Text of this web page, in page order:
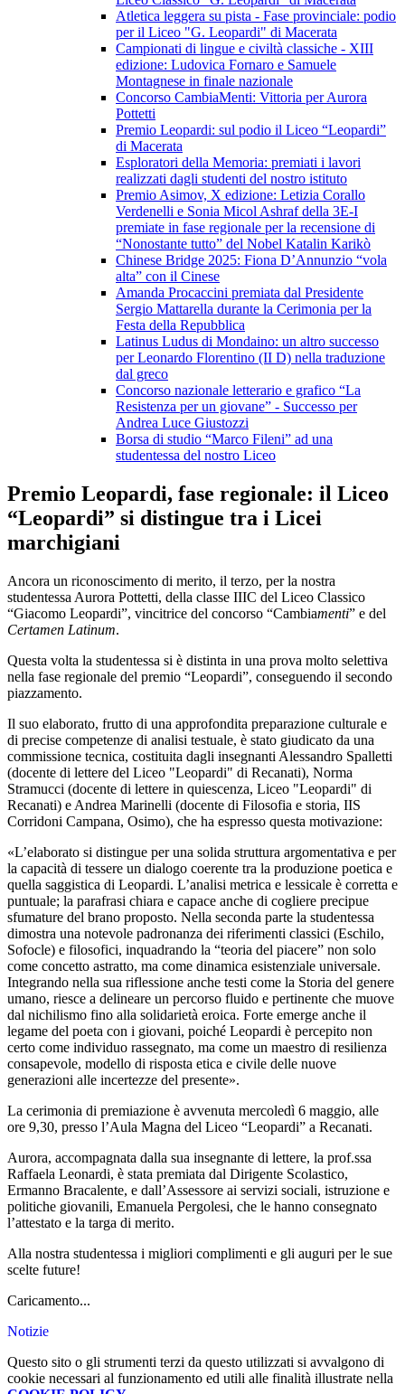
Atletica leggera su pista - Fase provinciale: podio
per il Liceo "G. Leopardi" di Macerata
Campionati di lingue e civiltà classiche - XIII
edizione: Ludovica Fornaro e Samuele
Montagnese in finale nazionale
Concorso CambiaMenti: Vittoria per Aurora
Pottetti
Premio Leopardi: sul podio il Liceo “Leopardi”
di Macerata
Esploratori della Memoria: premiati i lavori
realizzati dagli studenti del nostro istituto
Premio Asimov, X edizione: Letizia Corallo
Verdenelli e Sonia Micol Ashraf della 3E-I
premiate in fase regionale per la recensione di
“Nonostante tutto” del Nobel Katalin Karikò
Chinese Bridge 2025: Fiona D’Annunzio “vola
alta” con il Cinese
Amanda Procaccini premiata dal Presidente
Sergio Mattarella durante la Cerimonia per la
Festa della Repubblica
Latinus Ludus di Mondaino: un altro successo
per Leonardo Florentino (II D) nella traduzione
dal greco
Concorso nazionale letterario e grafico “La
Resistenza per un giovane” - Successo per
Andrea Luce Giustozzi
Borsa di studio “Marco Fileni” ad una
studentessa del nostro Liceo
Premio Leopardi, fase regionale: il Liceo
“Leopardi” si distingue tra i Licei
marchigiani
Ancora un riconoscimento di merito, il terzo, per la nostra
studentessa Aurora Pottetti, della classe IIIC del Liceo Classico
“Giacomo Leopardi”, vincitrice del concorso “Cambiamenti” e del
Certamen Latinum.
Questa volta la studentessa si è distinta in una prova molto selettiva
nella fase regionale del premio “Leopardi”, conseguendo il secondo
piazzamento.
Il suo elaborato, frutto di una approfondita preparazione culturale e
di precise competenze di analisi testuale, è stato giudicato da una
commissione tecnica, costituita dagli insegnanti Alessandro Spalletti
(docente di lettere del Liceo "Leopardi" di Recanati), Norma
Stramucci (docente di lettere in quiescenza, Liceo "Leopardi" di
Recanati) e Andrea Marinelli (docente di Filosofia e storia, IIS
Corridoni Campana, Osimo), che ha espresso questa motivazione:
«L’elaborato si distingue per una solida struttura argomentativa e per
la capacità di tessere un dialogo coerente tra la produzione poetica e
quella saggistica di Leopardi. L’analisi metrica e lessicale è corretta e
puntuale; la parafrasi chiara e capace anche di cogliere precipue
sfumature del brano proposto. Nella seconda parte la studentessa
dimostra una notevole padronanza dei riferimenti classici (Eschilo,
Sofocle) e filosofici, inquadrando la “teoria del piacere” non solo
come concetto astratto, ma come dinamica esistenziale universale.
Integrando nella sua riflessione anche testi come la Storia del genere
umano, riesce a delineare un percorso fluido e pertinente che muove
dal nichilismo fino alla solidarietà eroica. Forte emerge anche il
legame del poeta con i giovani, poiché Leopardi è percepito non
certo come individuo rassegnato, ma come un maestro di resilienza
consapevole, modello di risposta etica e civile delle nuove
generazioni alle incertezze del presente».
La cerimonia di premiazione è avvenuta mercoledì 6 maggio, alle
ore 9,30, presso l’Aula Magna del Liceo “Leopardi” a Recanati.
Aurora, accompagnata dalla sua insegnante di lettere, la prof.ssa
Raffaela Leonardi, è stata premiata dal Dirigente Scolastico,
Ermanno Bracalente, e dall’Assessore ai servizi sociali, istruzione e
politiche giovanili, Emanuela Pergolesi, che le hanno consegnato
l’attestato e la targa di merito.
Alla nostra studentessa i migliori complimenti e gli auguri per le sue
scelte future!
Caricamento...
Notizie
Questo sito o gli strumenti terzi da questo utilizzati si avvalgono di
cookie necessari al funzionamento ed utili alle finalità illustrate nella